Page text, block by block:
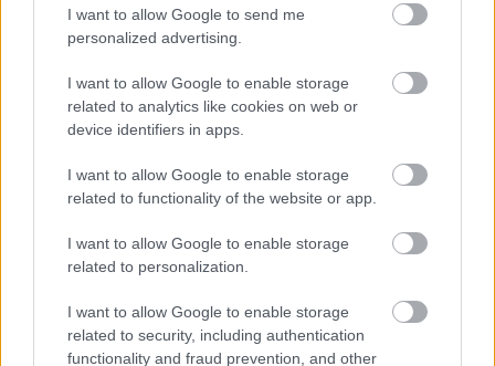
I want to allow Google to send me
personalized advertising.
I want to allow Google to enable storage
related to analytics like cookies on web or
device identifiers in apps.
I want to allow Google to enable storage
related to functionality of the website or app.
I want to allow Google to enable storage
related to personalization.
I want to allow Google to enable storage
related to security, including authentication
functionality and fraud prevention, and other